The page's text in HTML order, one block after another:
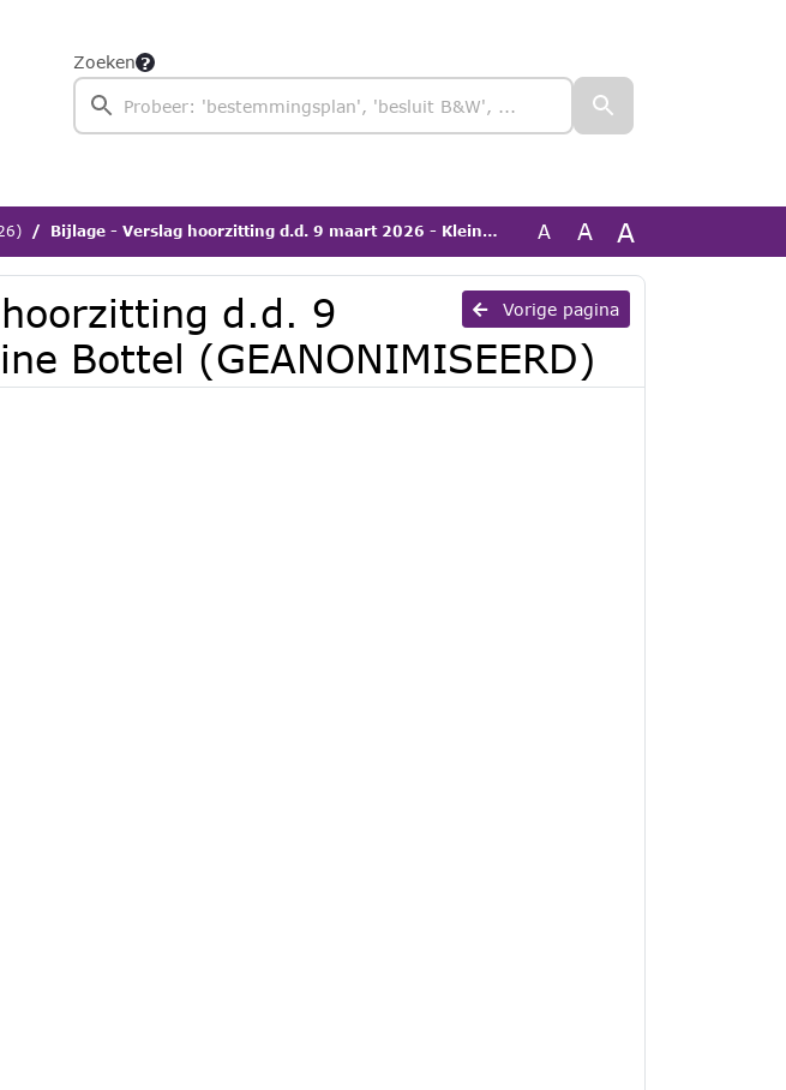
Zoeken
Bijlage - Verslag hoorzitting d.d. 9 maart 2026 - Kleine Bottel (GEANONIMISEERD) A A A
Vorige pagina
d.d. 9
Bottel (GEANONIMISEERD)